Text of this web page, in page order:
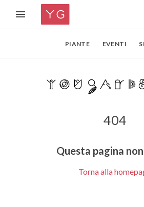
PIANTE EVENTI
404
Questa pagina
Torna alla